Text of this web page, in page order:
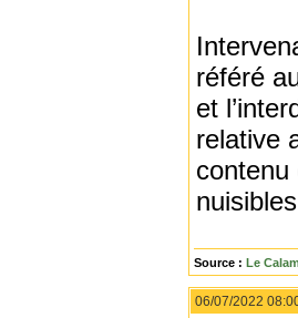
référé
et
relative
Source : Le
06/07/2022